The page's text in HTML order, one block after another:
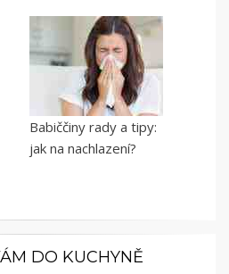
Babiččiny rady a tipy:
jak na nachlazení?
DO KUCHYNĚ